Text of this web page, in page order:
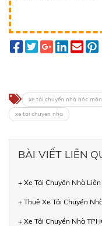
xe tải chuyển nhà hóc môn
xe tai chuyen nha
BÀI VIẾT LIÊN
+ Xe Tải Chuyển Nhà
+ Thuê Xe Tải Chuyển
+ Xe Tải Chuyển Nhà